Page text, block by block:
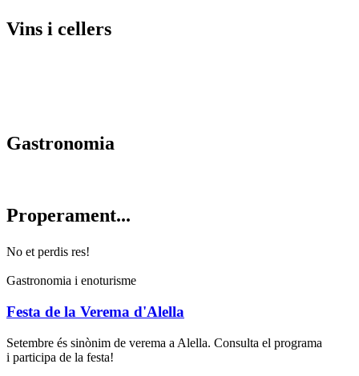
Vins i cellers
Gastronomia
Properament...
No et perdis res!
Gastronomia i enoturisme
Festa de la Verema d'Alella
Setembre és sinònim de verema a Alella. Consulta el programa
i participa de la festa!